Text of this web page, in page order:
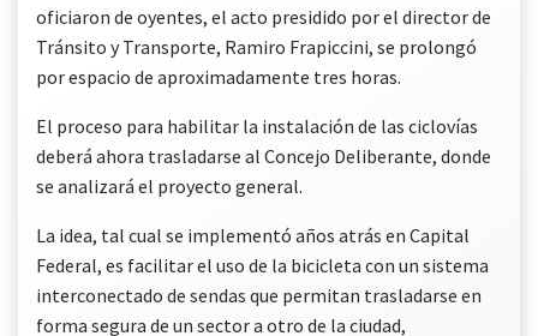
oficiaron de oyentes, el acto presidido por el director de
Tránsito y Transporte, Ramiro Frapiccini, se prolongó
por espacio de aproximadamente tres horas.
El proceso para habilitar la instalación de las ciclovías
deberá ahora trasladarse al Concejo Deliberante, donde
se analizará el proyecto general.
La idea, tal cual se implementó años atrás en Capital
Federal, es facilitar el uso de la bicicleta con un sistema
interconectado de sendas que permitan trasladarse en
forma segura de un sector a otro de la ciudad,